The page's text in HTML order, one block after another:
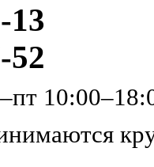
13
52